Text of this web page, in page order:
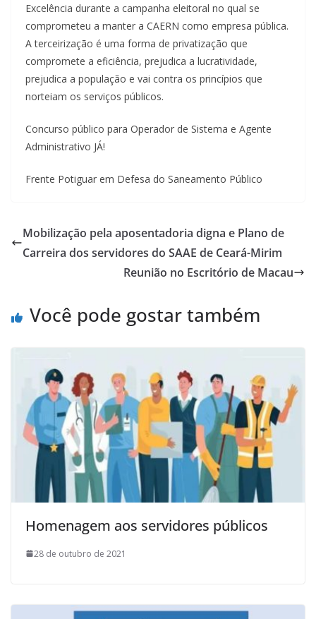
Excelência durante a campanha eleitoral no qual se
comprometeu a manter a CAERN como empresa pública.
A terceirização é uma forma de privatização que
compromete a eficiência, prejudica a lucratividade,
prejudica a população e vai contra os princípios que
norteiam os serviços públicos.
Concurso público para Operador de Sistema e Agente
Administrativo JÁ!
Frente Potiguar em Defesa do Saneamento Público
Mobilização pela aposentadoria digna e Plano de
Carreira dos servidores do SAAE de Ceará-Mirim
Reunião no Escritório de Macau
Você pode gostar também
Homenagem aos servidores públicos
28 de outubro de 2021